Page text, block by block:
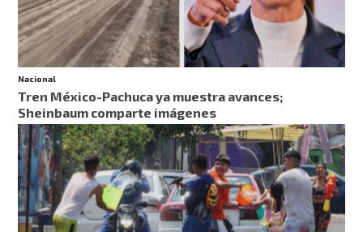
Nacional
Tren México-Pachuca ya muestra avances;
Sheinbaum comparte imágenes